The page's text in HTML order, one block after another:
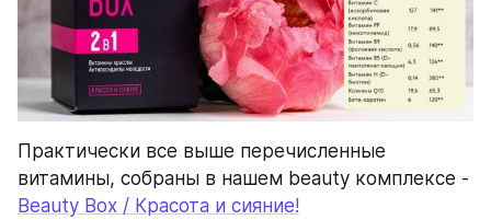
Практически все выше перечисленные
Beauty Box / Красота и сияние!